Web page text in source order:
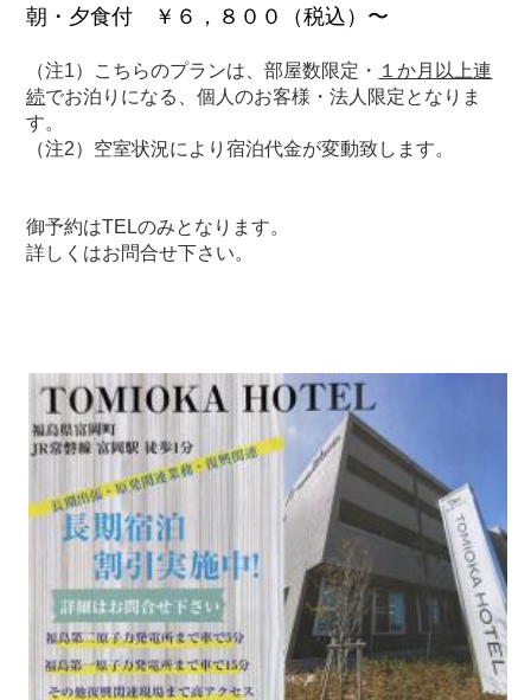
朝・夕食付 ￥６，８００（税込）〜
（注1）こちらのプランは、部屋数限定・ １か月以上連
続でお泊りになる、個人のお客様・法人限定となりま
す。
（注2）空室状況により宿泊代金が変動致します。
御予約はTELのみとなります。
詳しくはお問合せ下さい。